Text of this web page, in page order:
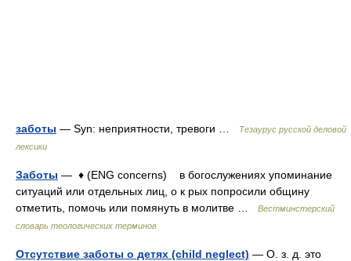
заботы — Syn: неприятности, тревоги …
Тезаурус русской деловой
лексики
Заботы — ♦ (ENG concerns) в богослужениях упоминание
ситуаций или отдельных лиц, о к рых попросили общину
отметить, помочь или помянуть в молитве …
Вестминстерский
словарь теологических терминов
Отсутствие заботы о детях (child neglect) — О. з. д. это